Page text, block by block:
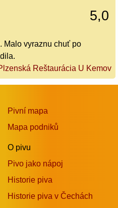
5,0
Malo vyraznu chuť po
Reštaurácia U Kemov
Pivní mapa
Mapa podniků
O pivu
Pivo jako nápoj
Historie piva
Historie piva v Čechách